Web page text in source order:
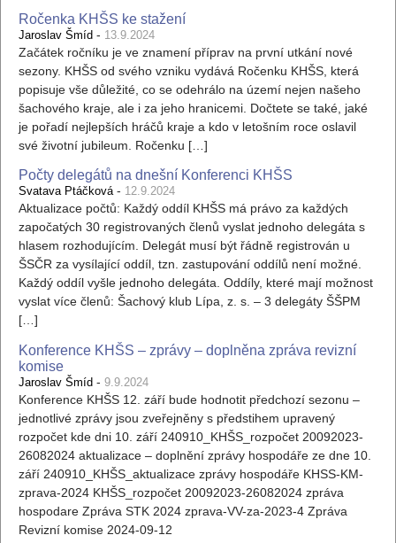
Ročenka KHŠS ke stažení
Jaroslav Šmíd - 13.9.2024
Začátek ročníku je ve znamení příprav na první utkání nové
sezony. KHŠS od svého vzniku vydává Ročenku KHŠS, která
popisuje vše důležité, co se odehrálo na území nejen našeho
šachového kraje, ale i za jeho hranicemi. Dočtete se také, jaké
je pořadí nejlepších hráčů kraje a kdo v letošním roce oslavil
své životní jubileum. Ročenku […]
Počty delegátů na dnešní Konferenci KHŠS
Svatava Ptáčková- 12.9.2024
Aktualizace počtů: Každý oddíl KHŠS má právo za každých
započatých 30 registrovaných členů vyslat jednoho delegáta s
hlasem rozhodujícím. Delegát musí být řádně registrován u
ŠSČR za vysílající oddíl, tzn. zastupování oddílů není možné.
Každý oddíl vyšle jednoho delegáta. Oddíly, které mají možnost
vyslat více členů: Šachový klub Lípa, z. s. – 3 delegáty ŠŠPM
[…]
Konference KHŠS – zprávy – doplněna zpráva revizní
komise
Jaroslav Šmíd - 9.9.2024
Konference KHŠS 12. září bude hodnotit předchozí sezonu –
jednotlivé zprávy jsou zveřejněny s předstihem upravený
rozpočet kde dni 10. září 240910_KHŠS_rozpočet 20092023-
26082024 aktualizace – doplnění zprávy hospodáře ze dne 10.
září 240910_KHŠS_aktualizace zprávy hospodáře KHSS-KM-
zprava-2024 KHŠS_rozpočet 20092023-26082024 zpráva
hospodare Zpráva STK 2024 zprava-VV-za-2023-4 Zpráva
Revizní komise 2024-09-12